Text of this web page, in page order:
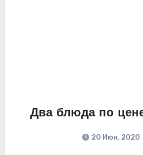
Два блюда по
20 Июн. 2020